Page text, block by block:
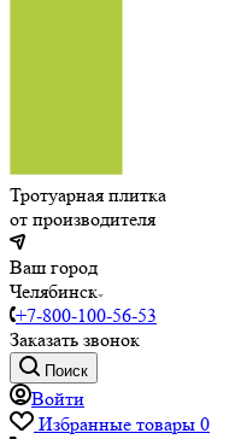
Тротуарная плитка
от производителя
Ваш город
Челябинск
+7-800-100-56-53
Заказать звонок
Поиск
Войти
Избранные товары 0